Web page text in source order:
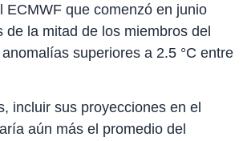
ECMWF que comenzó en junio
de la mitad de los miembros del
superiores a 2.5 °C entre
incluir sus proyecciones en el
aún más el promedio del